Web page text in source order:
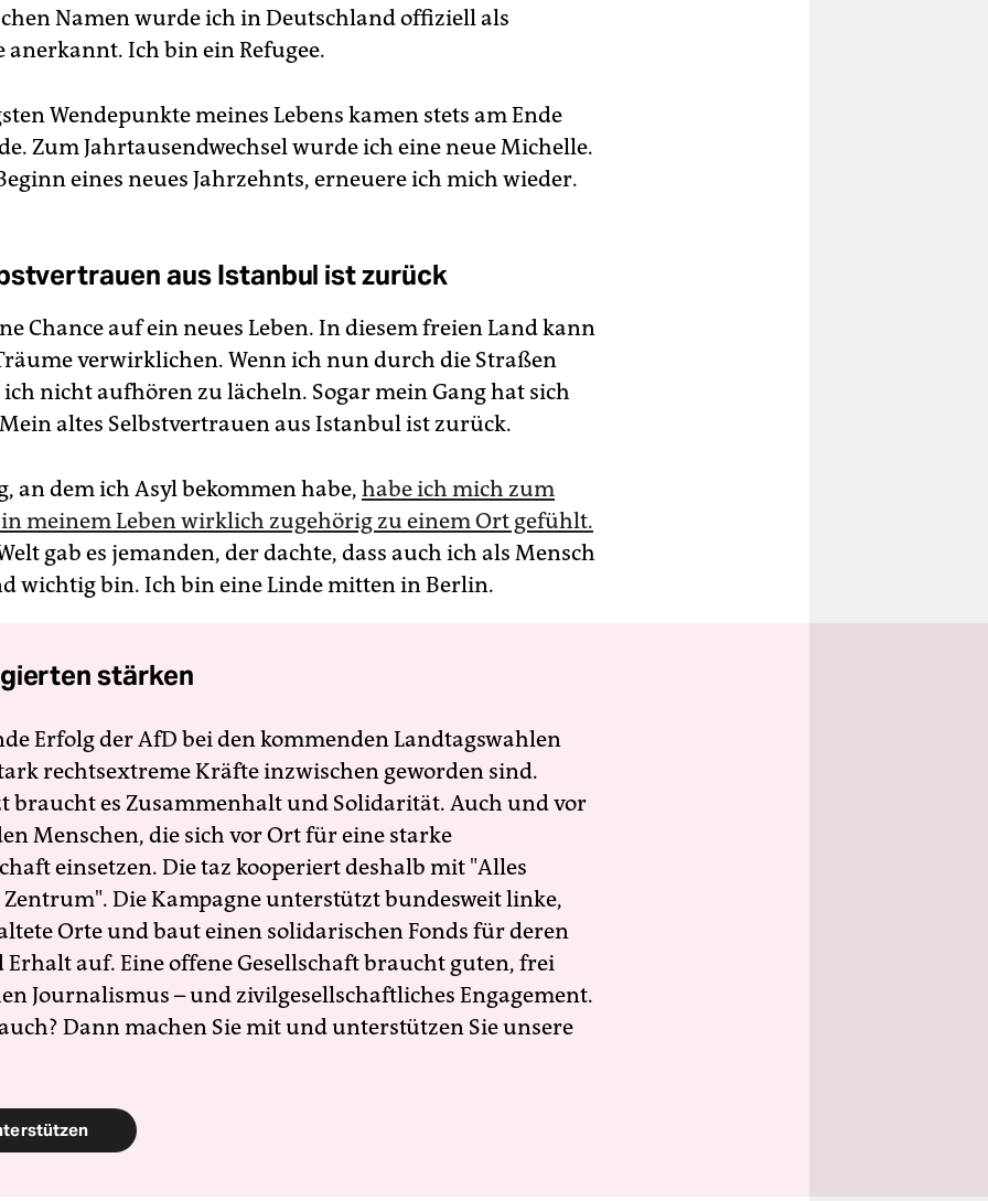
Namen wurde ich in Deutschland offiziell als
anerkannt. Ich bin ein Refugee.
Wendepunkte meines Lebens kamen stets am Ende
Zum Jahrtausendwechsel wurde ich eine neue Michelle.
eines neues Jahrzehnts, erneuere ich mich wieder.
aus Istanbul ist zurück
Chance auf ein neues Leben. In diesem freien Land kann
verwirklichen. Wenn ich nun durch die Straßen
ich nicht aufhören zu lächeln. Sogar mein Gang hat sich
altes Selbstvertrauen aus Istanbul ist zurück.
an dem ich Asyl bekommen habe, habe ich mich zum
meinem Leben wirklich zugehörig zu einem Ort gefühlt.
gab es jemanden, der dachte, dass auch ich als Mensch
wichtig bin. Ich bin eine Linde mitten in Berlin.
stärken
Erfolg der AfD bei den kommenden Landtagswahlen
rechtsextreme Kräfte inzwischen geworden sind.
braucht es Zusammenhalt und Solidarität. Auch und vor
Menschen, die sich vor Ort für eine starke
einsetzen. Die taz kooperiert deshalb mit "Alles
Die Kampagne unterstützt bundesweit linke,
Orte und baut einen solidarischen Fonds für deren
Erhalt auf. Eine offene Gesellschaft braucht guten, frei
Journalismus – und zivilgesellschaftliches Engagement.
Dann machen Sie mit und unterstützen Sie unsere